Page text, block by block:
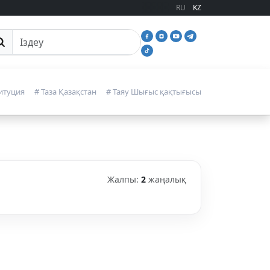
RU KZ
іздеу
# Таза Қазақстан # Таяу Шығыс қақтығысы
Жалпы: 2 жаңалық